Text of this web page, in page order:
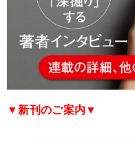
▼新刊のご案内▼